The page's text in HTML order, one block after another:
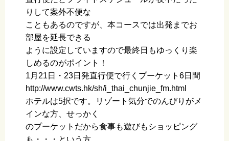
りして案外不便な
こともあるのですが、本コースでは出発までお
部屋を延長できる
ように設定していますので最終日もゆっくり楽
しめるのがポイント！
1月21日・23日発直行便で行くプーケット6日間
http://www.cwts.hk/sh/i_thai_chunjie_fm.html
ホテルは5択です。リゾート気分でのんびりがメ
インな方、せっかく
のプーケットだから食事も遊びもショッピング
も・・・という方、